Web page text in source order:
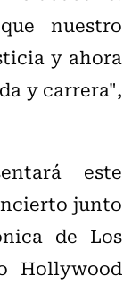
nuestro
y ahora
y carrera",
este
junto
de Los
Hollywood